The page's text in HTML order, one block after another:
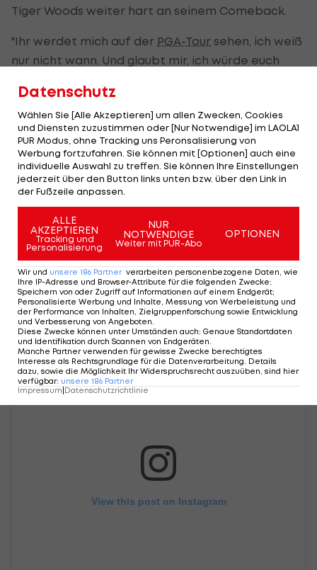
Tiger Woods weiter hart an seinem Comeback.
"Ihr werdet mich auf der PGA-Tour sehen, ich weiß
nur nicht wann. Und glaubt mir, ich würde euch
werde", erklärt der 46-Jährige am Rande seines
Golf-Turniers. "Ich kann Bälle schlagen. Das
Schwierigste ist eigentlich das Gehen, und das
wird einige Zeit dauern."
Woods hatte sich bei dem Unfall im Februar des
vergangenen Jahres mehrere folgenschwere
Knochenbrüche im rechten Bein zugezogen. Als
Gastgeber überreichte der 15-fache Major-Sieger
im Riviera Country Club nördlich von Los Angeles
die Sieger-Trophäe an Niemann.
View this post on Instagram
Datenschutz
Wählen Sie [Alle Akzeptieren] um allen Zwecken, Cookies
und Diensten zuzustimmen oder [Nur Notwendige] im LAOLA1
PUR Modus, ohne Tracking uns Peronsalisierung von
Werbung fortzufahren. Sie können mit [Optionen] auch eine
individuelle Auswahl zu treffen. Sie können Ihre Einstellungen
jederzeit über den Button links unten bzw. über den Link in
der Fußzeile anpassen.
ALLE
AKZEPTIEREN
Tracking und
Personalisierung
NUR
NOTWENDIGE
Weiter mit PUR-Abo
OPTIONEN
Wir und unsere 186 Partner verarbeiten personenbezogene Daten, wie
Ihre IP-Adresse und Browser-Attribute für die folgenden Zwecke:
Speichern von oder Zugriff auf Informationen auf einem Endgerät;
Personalisierte Werbung und Inhalte, Messung von Werbeleistung und
der Performance von Inhalten, Zielgruppenforschung sowie Entwicklung
und Verbesserung von Angeboten.
Diese Zwecke können unter Umständen auch: Genaue Standortdaten
und Identifikation durch Scannen von Endgeräten.
Manche Partner verwenden für gewisse Zwecke berechtigtes
Interesse als Rechtsgrundlage für die Datenverarbeitung. Details
dazu, sowie die Möglichkeit Ihr Widerspruchsrecht auszuüben, sind hier
verfügbar: unsere 186 Partner
Impressum Datenschutzrichtlinie